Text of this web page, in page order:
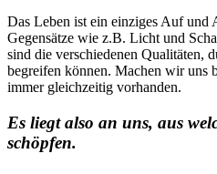
Das Leben ist ein einziges Auf und
Gegensätze wie z.B. Licht und
sind die verschiedenen Qualitäten,
begreifen können. Machen wir uns
immer gleichzeitig vorhanden.
Es liegt also an uns, aus
schöpfen.